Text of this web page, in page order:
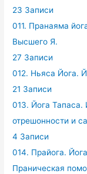
23 Записи
011. Пранаяма
Высшего Я.
27 Записи
012. Ньяса Йога.
21 Записи
013. Йога Тапаса.
отрешонности и
4 Записи
014. Прайога.
Праническая